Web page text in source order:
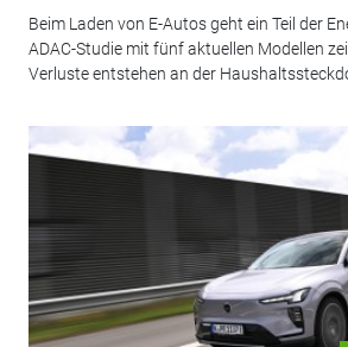
Beim Laden von E-Autos geht ein Teil der
ADAC-Studie mit fünf aktuellen Modellen
Verluste entstehen an der